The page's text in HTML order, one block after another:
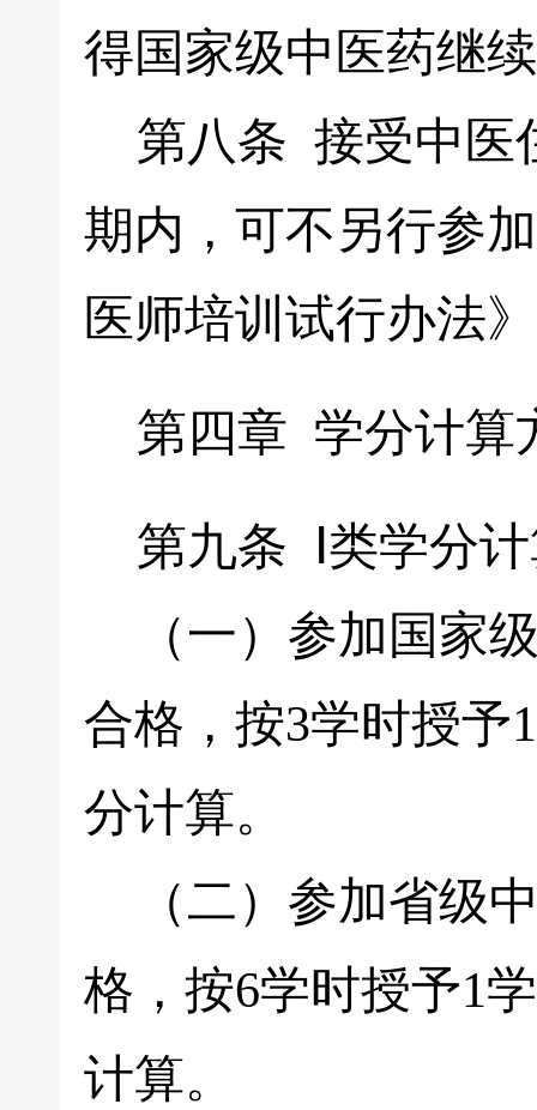
得国家级中医药继
第八条 接受中医
期内，可不另行参
医师培训试行办法
第四章 学分计算
第九条 Ⅰ类学分计
（一）参加国家
合格，按3学时授予
分计算。
（二）参加省级
格，按6学时授予1
计算。